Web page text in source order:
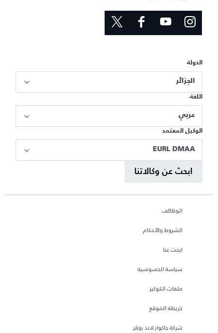
الدولة
الجزائر
اللغة
عربي
الوكيل المعتمد
EURL DMAA
ابحث عن وكالاتنا
الوظائف
الشروط والأحكام
ابحث عنا
سياسة الخصوصية
ملفات الكوكيز
خريطة الموقع
شركة جاكوار لاند روڤر